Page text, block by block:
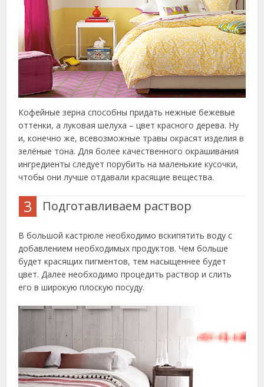
Кофейные зерна способны придать нежные бежевые
оттенки, а луковая шелуха – цвет красного дерева. Ну
и, конечно же, всевозможные травы окрасят изделия в
зелёные тона. Для более качественного окрашивания
ингредиенты следует порубить на маленькие кусочки,
чтобы они лучше отдавали красящие вещества.
3 Подготавливаем раствор
В большой кастрюле необходимо вскипятить воду с
добавлением необходимых продуктов. Чем больше
будет красящих пигментов, тем насыщеннее будет
цвет. Далее необходимо процедить раствор и слить
его в широкую плоскую посуду.